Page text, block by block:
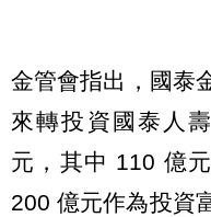
金管會指出，國泰
來轉投資國泰人
元，其中 110 億
200 億元作為投資